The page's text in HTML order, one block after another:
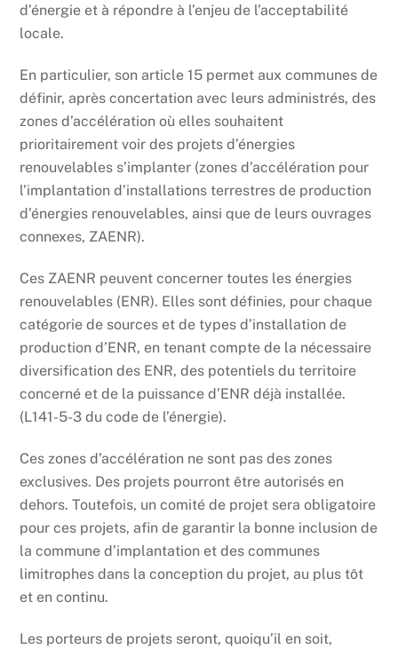
d’énergie et à répondre à l’enjeu de l’acceptabilité
locale.
En particulier, son article 15 permet aux communes de
définir, après concertation avec leurs administrés, des
zones d’accélération où elles souhaitent
prioritairement voir des projets d’énergies
renouvelables s’implanter (zones d’accélération pour
l’implantation d’installations terrestres de production
d’énergies renouvelables, ainsi que de leurs ouvrages
connexes, ZAENR).
Ces ZAENR peuvent concerner toutes les énergies
renouvelables (ENR). Elles sont définies, pour chaque
catégorie de sources et de types d’installation de
production d’ENR, en tenant compte de la nécessaire
diversification des ENR, des potentiels du territoire
concerné et de la puissance d’ENR déjà installée.
(L141-5-3 du code de l’énergie).
Ces zones d’accélération ne sont pas des zones
exclusives. Des projets pourront être autorisés en
dehors. Toutefois, un comité de projet sera obligatoire
pour ces projets, afin de garantir la bonne inclusion de
la commune d’implantation et des communes
limitrophes dans la conception du projet, au plus tôt
et en continu.
Les porteurs de projets seront, quoiqu’il en soit,